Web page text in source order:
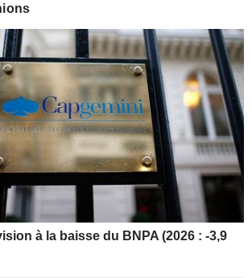
à la baisse du BNPA (2026 : -3,9